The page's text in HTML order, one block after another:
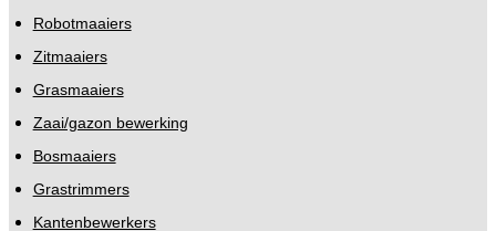
Robotmaaiers
Zitmaaiers
Grasmaaiers
Zaai/gazon bewerking
Bosmaaiers
Grastrimmers
Kantenbewerkers